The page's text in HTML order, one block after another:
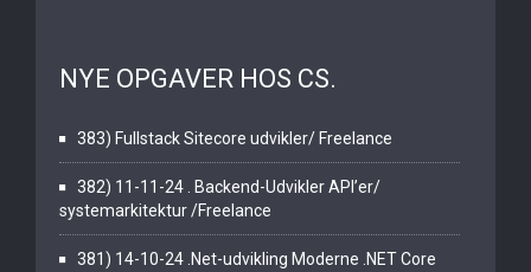
NYE OPGAVER HOS CS.
383) Fullstack Sitecore udvikler/ Freelance
382) 11-11-24 . Backend-Udvikler API’er/
systemarkitektur /Freelance
381) 14-10-24 .Net-udvikling Moderne .NET Core